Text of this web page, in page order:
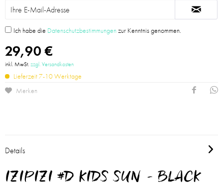
Ich habe die Datenschutzbestimmungenzur Kenntnis genommen.
29,90 €
inkl. MwSt.zzgl. Versandkosten
Lieferzeit 7-10 Werktage
Merken
Details
IZIPIZI #D KIDS SUN - BLACK